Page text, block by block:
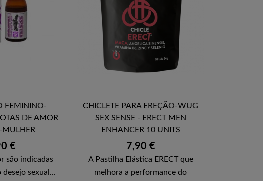
RÁPIDA
FEMININO-
DE AMOR
MULHER
€
são indicadas
desejo sexual...
VISTA RÁPIDA
CHICLETE PARA EREÇÃO-WUG
SEX SENSE - ERECT MEN
ENHANCER 10 UNITS
Preço
7,90 €
A Pastilha Elástica ERECT que
melhora a performance do